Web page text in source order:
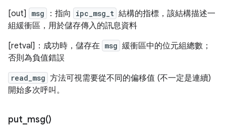
[out]
msg ：指向 ipc_msg_t 結構的指標，該結構描述一
組緩衝區，用於儲存傳入的訊息資料
[retval]：成功時，儲存在 msg 緩衝區中的位元組總數；
否則為負值錯誤
read_msg 方法可視需要從不同的偏移值 (不一定是連續)
開始多次呼叫。
put_msg()